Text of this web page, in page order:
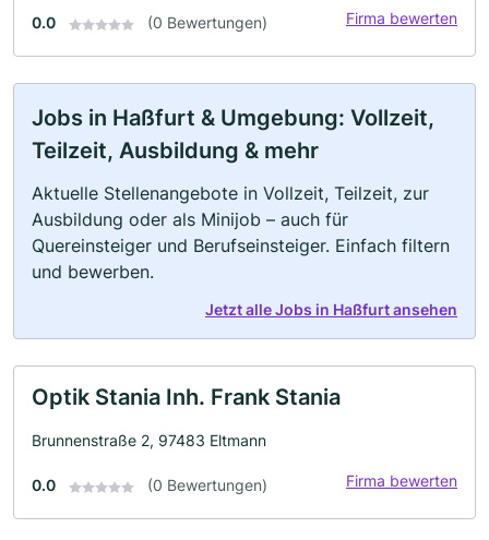
0.0 (0 Bewertungen) Firma bewerten
Jobs in Haßfurt & Umgebung: Vollzeit,
Teilzeit, Ausbildung & mehr
Aktuelle Stellenangebote in Vollzeit, Teilzeit, zur
Ausbildung oder als Minijob – auch für
Quereinsteiger und Berufseinsteiger. Einfach filtern
und bewerben.
Jetzt alle Jobs in Haßfurt ansehen
Optik Stania Inh. Frank Stania
Brunnenstraße 2, 97483 Eltmann
0.0 (0 Bewertungen) Firma bewerten